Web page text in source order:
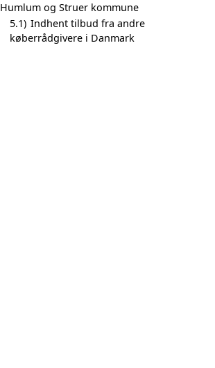
Humlum og Struer kommune
5.1) Indhent tilbud fra andre
køberrådgivere i Danmark